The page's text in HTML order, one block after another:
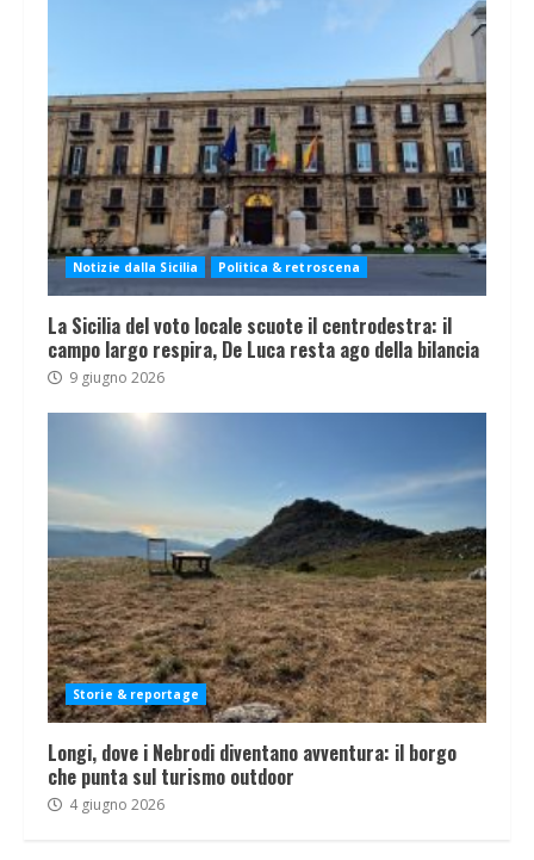
Notizie dalla Sicilia Politica & retroscena
La Sicilia del voto locale scuote il centrodestra: il
campo largo respira, De Luca resta ago della bilancia
9 giugno 2026
Storie & reportage
Longi, dove i Nebrodi diventano avventura: il borgo
che punta sul turismo outdoor
4 giugno 2026